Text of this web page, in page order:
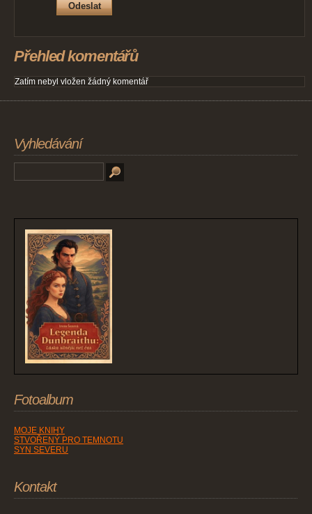
Přehled komentářů
Zatím nebyl vložen žádný komentář
Vyhledávání
Fotoalbum
MOJE KNIHY
STVOŘENÝ PRO TEMNOTU
SYN SEVERU
Kontakt